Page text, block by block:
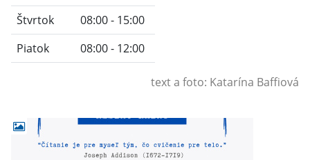
Štvrtok
08:00 - 15:00
Piatok
08:00 - 12:00
text a foto: Katarína Baffiová